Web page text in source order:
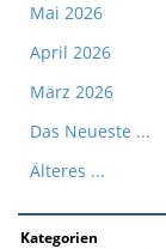
Mai 2026
April 2026
März 2026
Das Neueste ...
Älteres ...
Kategorien